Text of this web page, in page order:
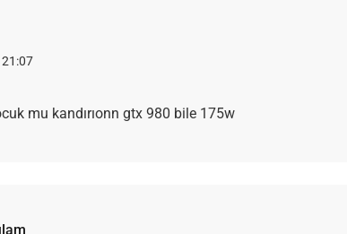
mu kandırıonn gtx 980 bile 175w